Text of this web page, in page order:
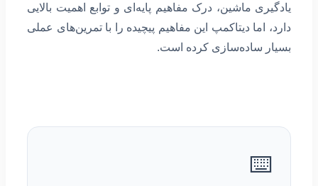
یادگیری ماشین، درک مفاهیم پایه‌ای و توابع اهمیت بالایی
دارد، اما دیتاکمپ این مفاهیم پیچیده را با تمرین‌های عملی
بسیار ساده‌سازی کرده است.
⌨️